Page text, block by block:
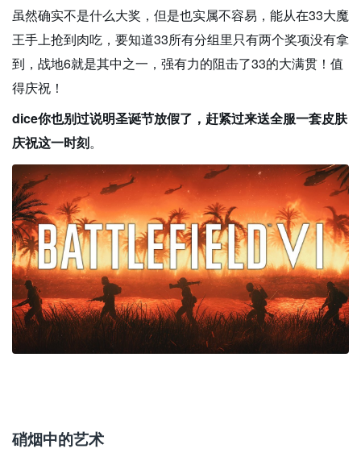
虽然确实不是什么大奖，但是也实属不容易，能从在33大魔
王手上抢到肉吃，要知道33所有分组里只有两个奖项没有拿
到，战地6就是其中之一，强有力的阻击了33的大满贯！值
得庆祝！
dice你也别过说明圣诞节放假了，赶紧过来送全服一套皮肤
庆祝这一时刻。
硝烟中的艺术